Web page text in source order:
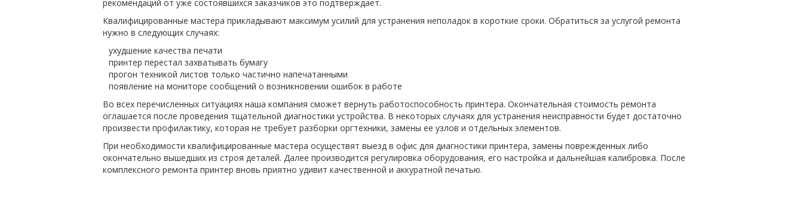
рекомендаций от уже состоявшихся заказчиков это подтверждает.
Квалифицированные мастера прикладывают максимум усилий для устранения неполадок в короткие сроки. Обратиться за услугой ремонта
нужно в следующих случаях:
ухудшение качества печати
принтер перестал захватывать бумагу
прогон техникой листов только частично напечатанными
появление на мониторе сообщений о возникновении ошибок в работе
Во всех перечисленных ситуациях наша компания сможет вернуть работоспособность принтера. Окончательная стоимость ремонта
оглашается после проведения тщательной диагностики устройства. В некоторых случаях для устранения неисправности будет достаточно
произвести профилактику, которая не требует разборки оргтехники, замены ее узлов и отдельных элементов.
При необходимости квалифицированные мастера осуществят выезд в офис для диагностики принтера, замены поврежденных либо
окончательно вышедших из строя деталей. Далее производится регулировка оборудования, его настройка и дальнейшая калибровка. После
комплексного ремонта принтер вновь приятно удивит качественной и аккуратной печатью.